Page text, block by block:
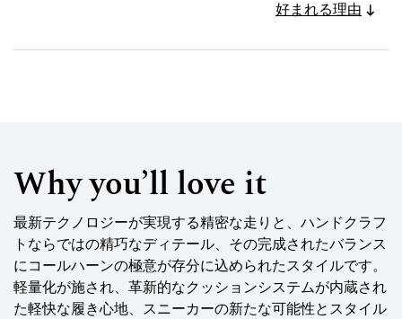
好まれる理由
Why you’ll love it
最新テクノロジーが実現する精密な走りと、ハンドクラフ
トならではの精巧なディテール、その完成されたバランス
にコールハーンの極意が存分に込められたスタイルです。
軽量化が施され、革新的なクッションシステムが内蔵され
た軽快な履き心地、スニーカーの新たな可能性とスタイル